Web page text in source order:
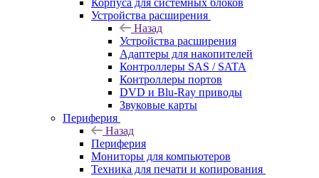
Корпуса для системных блоков
Устройства расширения
Назад
Устройства расширения
Адаптеры для накопителей
Контроллеры SAS / SATA
Контроллеры портов
DVD и Blu-Ray приводы
Звуковые карты
Периферия
Назад
Периферия
Мониторы для компьютеров
Техника для печати и копирования